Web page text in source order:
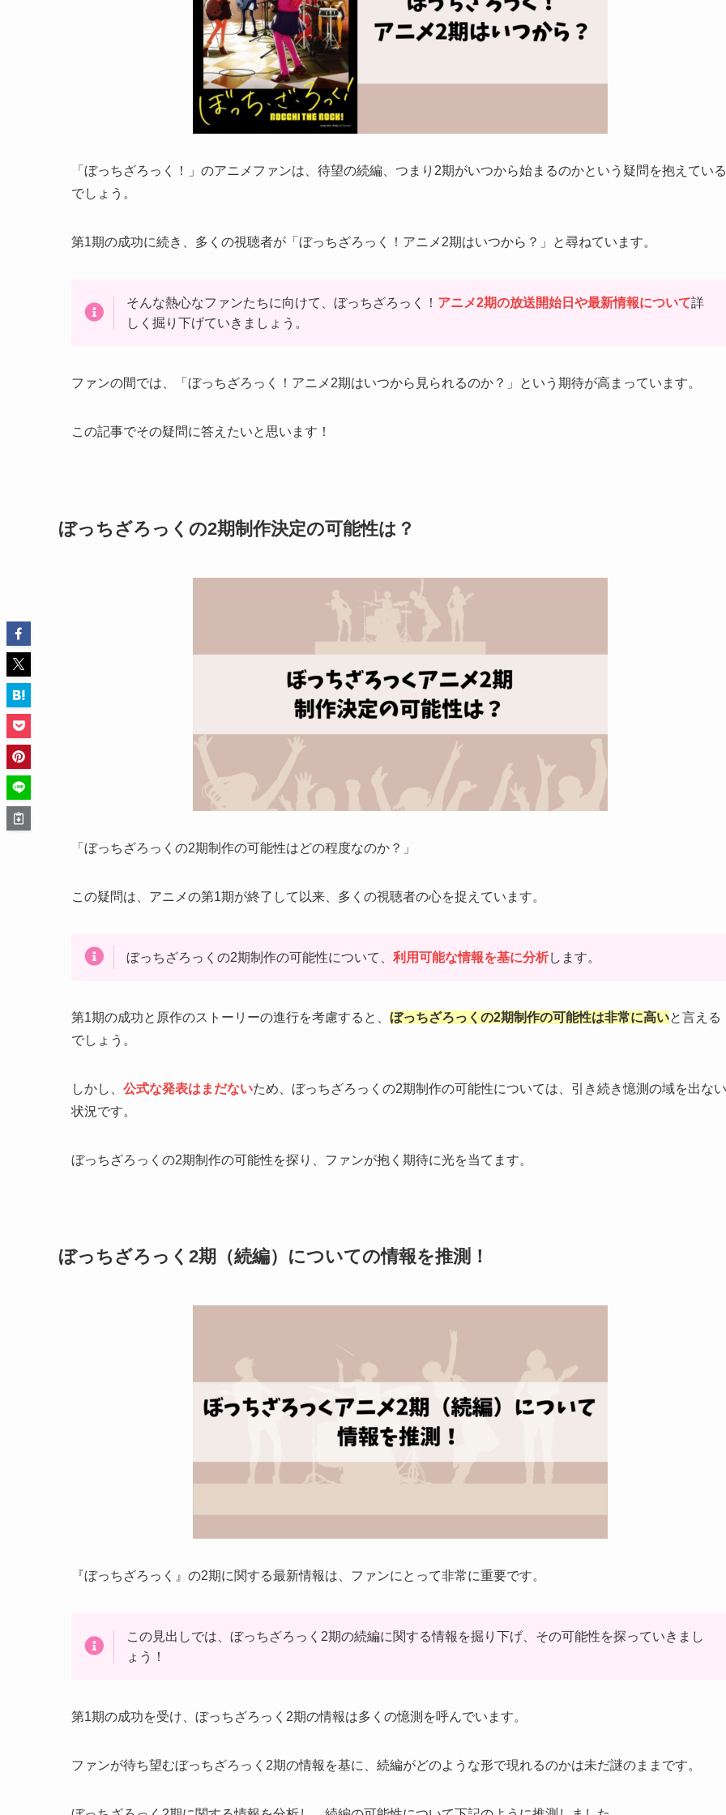
「ぼっちざろっく！」のアニメファンは、待望の続編、つまり2期がいつから始まるのかという疑問を抱えている
でしょう。
第1期の成功に続き、多くの視聴者が「ぼっちざろっく！アニメ2期はいつから？」と尋ねています。
そんな熱心なファンたちに向けて、ぼっちざろっく！ アニメ2期の放送開始日や最新情報について詳
しく掘り下げていきましょう。
ファンの間では、「ぼっちざろっく！アニメ2期はいつから見られるのか？」という期待が高まっています。
この記事でその疑問に答えたいと思います！
ぼっちざろっくの2期制作決定の可能性は？
「ぼっちざろっくの2期制作の可能性はどの程度なのか？」
この疑問は、アニメの第1期が終了して以来、多くの視聴者の心を捉えています。
ぼっちざろっくの2期制作の可能性について、 利用可能な情報を基に分析します。
第1期の成功と原作のストーリーの進行を考慮すると、 ぼっちざろっくの2期制作の可能性は非常に高いと言える
でしょう。
しかし、 公式な発表はまだないため、ぼっちざろっくの2期制作の可能性については、引き続き憶測の域を出ない
状況です。
ぼっちざろっくの2期制作の可能性を探り、ファンが抱く期待に光を当てます。
ぼっちざろっく2期（続編）についての情報を推測！
『ぼっちざろっく』の2期に関する最新情報は、ファンにとって非常に重要です。
この見出しでは、ぼっちざろっく2期の続編に関する情報を掘り下げ、その可能性を探っていきまし
ょう！
第1期の成功を受け、ぼっちざろっく2期の情報は多くの憶測を呼んでいます。
ファンが待ち望むぼっちざろっく2期の情報を基に、続編がどのような形で現れるのかは未だ謎のままです。